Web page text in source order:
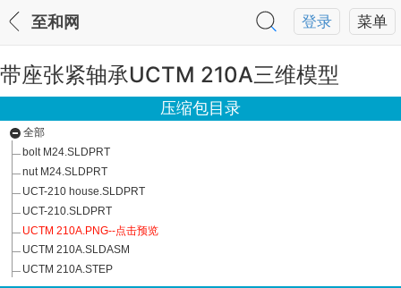
菜单
登录
至和网
带座张紧轴承UCTM 210A三维模型
压缩包目录
全部
bolt M24.SLDPRT
nut M24.SLDPRT
UCT-210 house.SLDPRT
UCT-210.SLDPRT
UCTM 210A.PNG--点击预览
UCTM 210A.SLDASM
UCTM 210A.STEP